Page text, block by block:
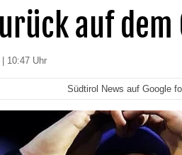
auf dem
10:47 Uhr
Südtirol News auf Google